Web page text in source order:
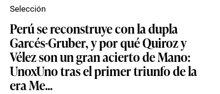
Perú se reconstruye con la dupla
Garcés-Gruber, y por qué Quiroz y
Vélez son un gran acierto de Mano:
UnoxUno tras el primer triunfo de la
era Me...
Selección